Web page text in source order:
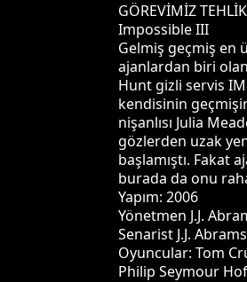
GÖREVİMİZ
Impossible III
Gelmiş geçmiş en
ajanlardan biri
Hunt gizli servis
kendisinin
nişanlısı Julia
gözlerden uzak
başlamıştı. Fakat
burada da onu
Yapım: 2006
Yönetmen J.J.
Senarist J.J.
Oyuncular: Tom
Philip Seymour